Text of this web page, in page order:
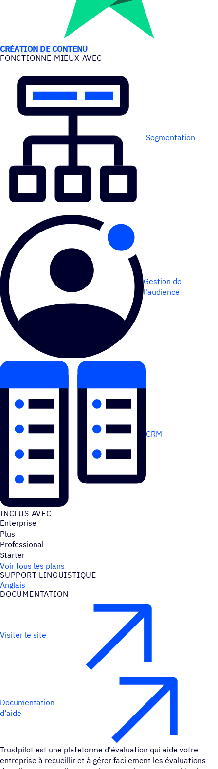
CAS D’UTILISATION
CRÉATION DE CONTENU
FONC­TIONNE MIEUX AVEC
Segmentation
Gestion de
l'audience
CRM
INCLUS AVEC
Enterprise
Plus
Professional
Starter
Voir tous les plans
SUPPORT LINGUIS­TIQUE
Anglais
DOCU­MEN­TA­TION
Visiter le site
Documentation
d’aide
Trustpilot est une plateforme d'évaluation qui aide votre
entreprise à recueillir et à gérer facilement les évaluations